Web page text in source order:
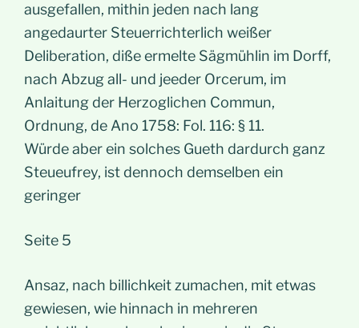
ausgefallen, mithin jeden nach lang
angedaurter Steuerrichterlich weißer
Deliberation, diße ermelte Sägmühlin im Dorff,
nach Abzug all- und jeeder Orcerum, im
Anlaitung der Herzoglichen Commun,
Ordnung, de Ano 1758: Fol. 116: § 11.
Würde aber ein solches Gueth dardurch ganz
Steueufrey, ist dennoch demselben ein
geringer
Seite 5
Ansaz, nach billichkeit zumachen, mit etwas
gewiesen, wie hinnach in mehreren